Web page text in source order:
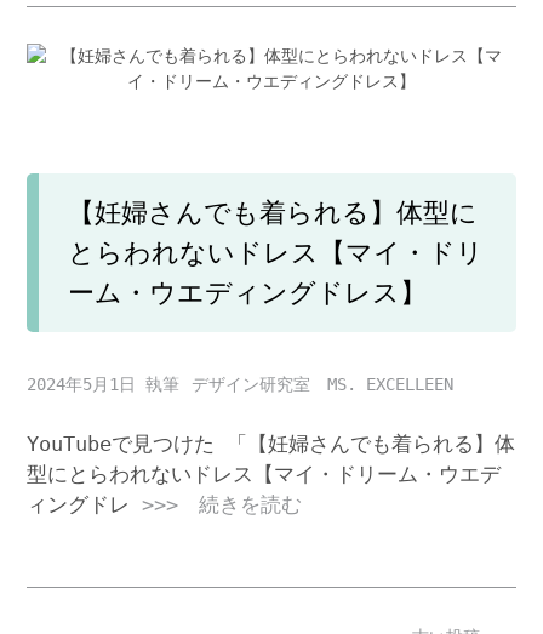
【妊婦さんでも着られる】体型に
とらわれないドレス【マイ・ドリ
ーム・ウエディングドレス】
2024年5月1日 デザイン研究室 MS. EXCELLEEN
YouTubeで見つけた 「【妊婦さんでも着られる】体
型にとらわれないドレス【マイ・ドリーム・ウエデ
ィングドレ >>> 続きを読む